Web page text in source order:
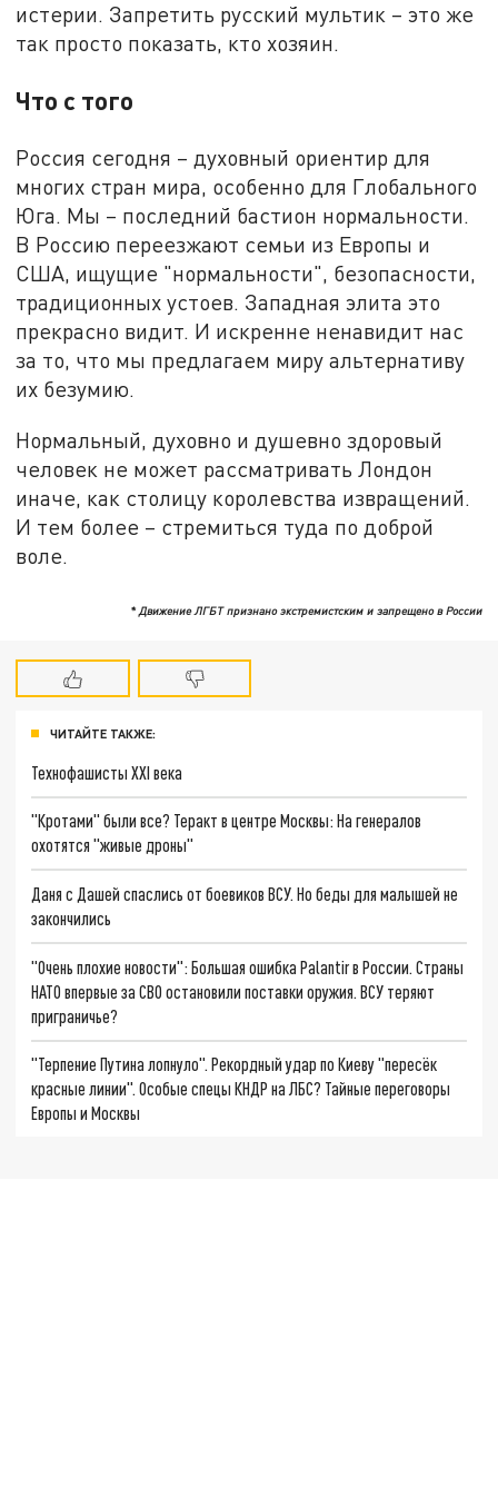
истерии. Запретить русский мультик – это же
так просто показать, кто хозяин.
Что с того
Россия сегодня – духовный ориентир для
многих стран мира, особенно для Глобального
Юга. Мы – последний бастион нормальности.
В Россию переезжают семьи из Европы и
США, ищущие "нормальности", безопасности,
традиционных устоев. Западная элита это
прекрасно видит. И искренне ненавидит нас
за то, что мы предлагаем миру альтернативу
их безумию.
Нормальный, духовно и душевно здоровый
человек не может рассматривать Лондон
иначе, как столицу королевства извращений.
И тем более – стремиться туда по доброй
воле.
* Движение ЛГБТ признано экстремистским и запрещено в России
ЧИТАЙТЕ ТАКЖЕ:
Технофашисты XXI века
"Кротами" были все? Теракт в центре Москвы: На генералов
охотятся "живые дроны"
Даня с Дашей спаслись от боевиков ВСУ. Но беды для малышей не
закончились
"Очень плохие новости": Большая ошибка Palantir в России. Страны
НАТО впервые за СВО остановили поставки оружия. ВСУ теряют
приграничье?
"Терпение Путина лопнуло". Рекордный удар по Киеву "пересёк
красные линии". Особые спецы КНДР на ЛБС? Тайные переговоры
Европы и Москвы